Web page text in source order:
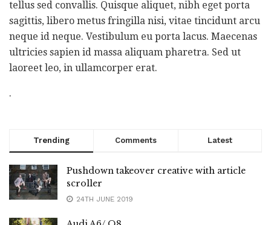
tellus sed convallis. Quisque aliquet, nibh eget porta
sagittis, libero metus fringilla nisi, vitae tincidunt arcu
neque id neque. Vestibulum eu porta lacus. Maecenas
ultricies sapien id massa aliquam pharetra. Sed ut
laoreet leo, in ullamcorper erat.
.
Trending Comments Latest
Pushdown takeover creative with article
scroller
24TH JUNE 2019